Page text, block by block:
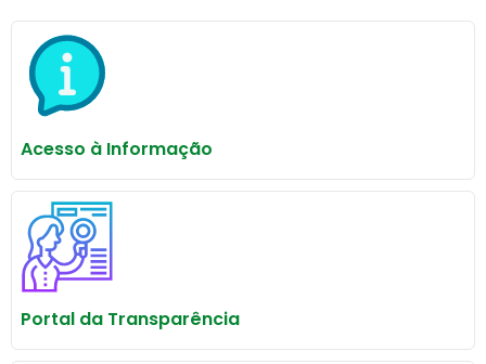
Acesso à Informação
Portal da Transparência